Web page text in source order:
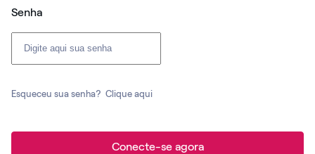
Senha
Esqueceu sua senha? Clique aqui
Conecte-se agora